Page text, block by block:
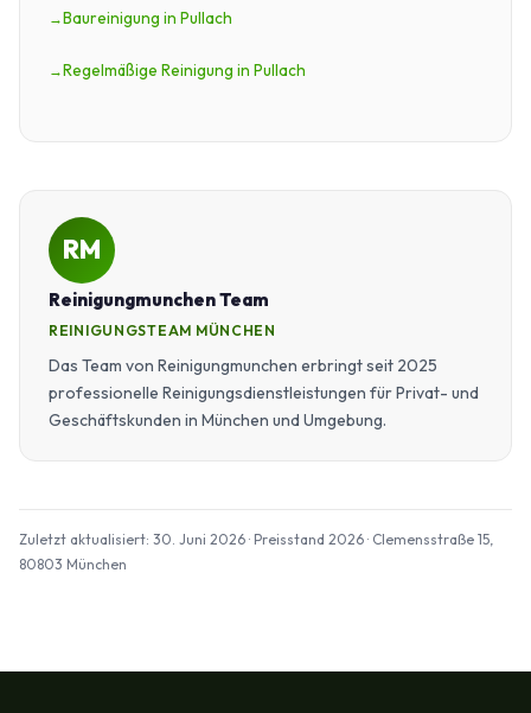
Baureinigung in Pullach
Regelmäßige Reinigung in Pullach
RM
Reinigungmunchen Team
REINIGUNGSTEAM MÜNCHEN
Das Team von Reinigungmunchen erbringt seit 2025
professionelle Reinigungsdienstleistungen für Privat- und
Geschäftskunden in München und Umgebung.
Zuletzt aktualisiert: 30. Juni 2026 · Preisstand 2026 · Clemensstraße 15,
80803 München